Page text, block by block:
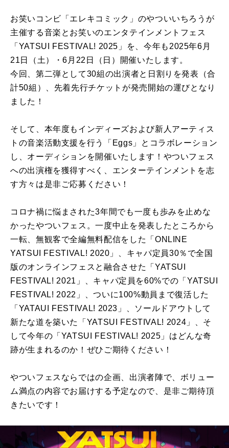
お笑いコンビ「エレキコミック」のやついいちろうが
主催する音楽とお笑いのエンタテインメントフェス
「YATSUI FESTIVAL! 2025」を、今年も2025年6月
21日（土）・6月22日（日）開催いたします。
今回、第二弾として30組の出演者と日割りを発表（合
計50組）、先着先行チケットが発売開始の運びとなり
ました！
そして、本年度もインディーズおよび新人アーティス
トの音楽活動支援を行う「Eggs」とコラボレーション
し、オーディションを開催いたします！やついフェス
への出演権を獲得すべく、エンターテインメントを志
す方々は是非ご応募ください！
コロナ禍に悩まされた3年間でも一度も歩みを止めな
かったやついフェス。一度中止を発表したところから
一転、無観客で全編無料配信をした「ONLINE
YATSUI FESTIVAL! 2020」、キャパ定員30％で全国
版のオンラインフェスと融合させた「YATSUI
FESTIVAL! 2021」、キャパ定員を60%での「YATSUI
FESTIVAL! 2022」、ついに100%動員まで復活した
「YATAUI FESTIVAL! 2023」、ソールドアウトして
新たな道を築いた「YATSUI FESTIVAL! 2024」、そ
して今年の「YATSUI FESTIVAL! 2025」はどんな奇
跡が生まれるのか！ぜひご期待ください！
やついフェスならではの企画、出演者陣で、ボリュー
ム満点の内容でお届けする予定なので、是非ご期待頂
きたいです！